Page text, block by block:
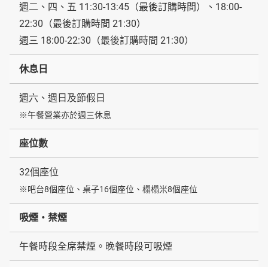
週二、四、五 11:30-13:45（最後訂購時間）、18:00-
22:30（最後訂購時間 21:30）
週三 18:00-22:30（最後訂購時間 21:30）
休息日
週六、週日及節假日
※午餐營業亦於週三休息
座位數
32個座位
※吧台8個座位、桌子16個座位、榻榻米8個座位
吸煙・禁煙
午餐時段全席禁煙。晚餐時段可吸煙